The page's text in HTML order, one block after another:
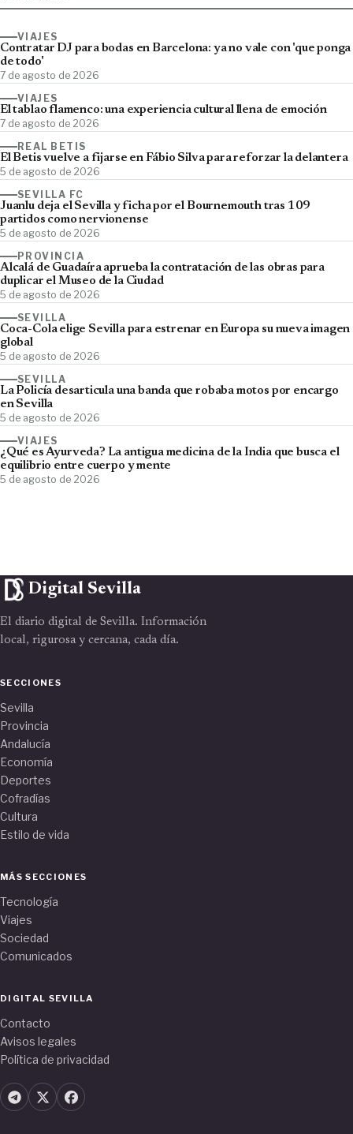
VIAJES
Contratar DJ para bodas en Barcelona: ya no vale con 'que ponga
de todo'
7 de agosto de 2026
VIAJES
El tablao flamenco: una experiencia cultural llena de emoción
7 de agosto de 2026
REAL BETIS
El Betis vuelve a fijarse en Fábio Silva para reforzar la delantera
5 de agosto de 2026
SEVILLA FC
Juanlu deja el Sevilla y ficha por el Bournemouth tras 109
partidos como nervionense
5 de agosto de 2026
PROVINCIA
Alcalá de Guadaíra aprueba la contratación de las obras para
duplicar el Museo de la Ciudad
5 de agosto de 2026
SEVILLA
Coca-Cola elige Sevilla para estrenar en Europa su nueva imagen
global
5 de agosto de 2026
SEVILLA
La Policía desarticula una banda que robaba motos por encargo
en Sevilla
5 de agosto de 2026
VIAJES
¿Qué es Ayurveda? La antigua medicina de la India que busca el
equilibrio entre cuerpo y mente
5 de agosto de 2026
Digital Sevilla
El diario digital de Sevilla. Información
local, rigurosa y cercana, cada día.
SECCIONES
Sevilla
Provincia
Andalucía
Economía
Deportes
Cofradías
Cultura
Estilo de vida
MÁS SECCIONES
Tecnología
Viajes
Sociedad
Comunicados
DIGITAL SEVILLA
Contacto
Avisos legales
Política de privacidad